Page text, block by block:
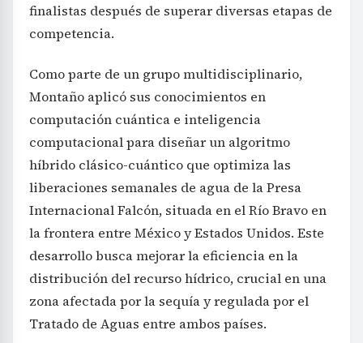
finalistas después de superar diversas etapas de
competencia.
Como parte de un grupo multidisciplinario,
Montaño aplicó sus conocimientos en
computación cuántica e inteligencia
computacional para diseñar un algoritmo
híbrido clásico-cuántico que optimiza las
liberaciones semanales de agua de la Presa
Internacional Falcón, situada en el Río Bravo en
la frontera entre México y Estados Unidos. Este
desarrollo busca mejorar la eficiencia en la
distribución del recurso hídrico, crucial en una
zona afectada por la sequía y regulada por el
Tratado de Aguas entre ambos países.